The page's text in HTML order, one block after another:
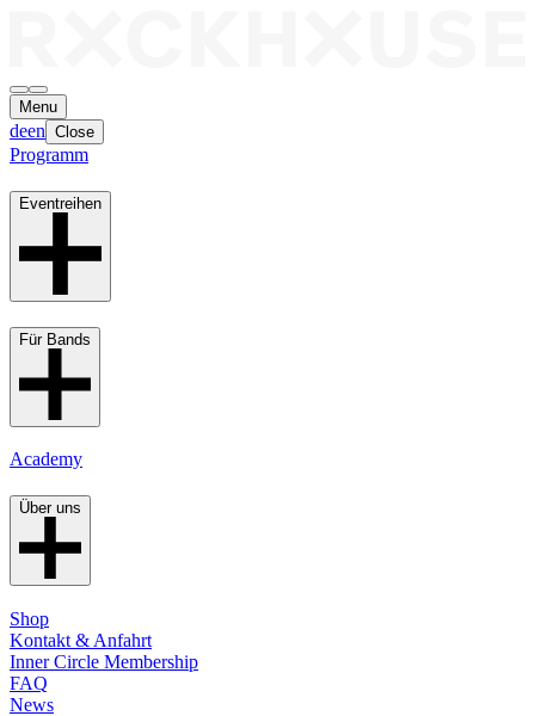
Menu
deen Close
Programm
Eventreihen
Für Bands
Academy
Über uns
Shop
Kontakt & Anfahrt
Inner Circle Membership
FAQ
News